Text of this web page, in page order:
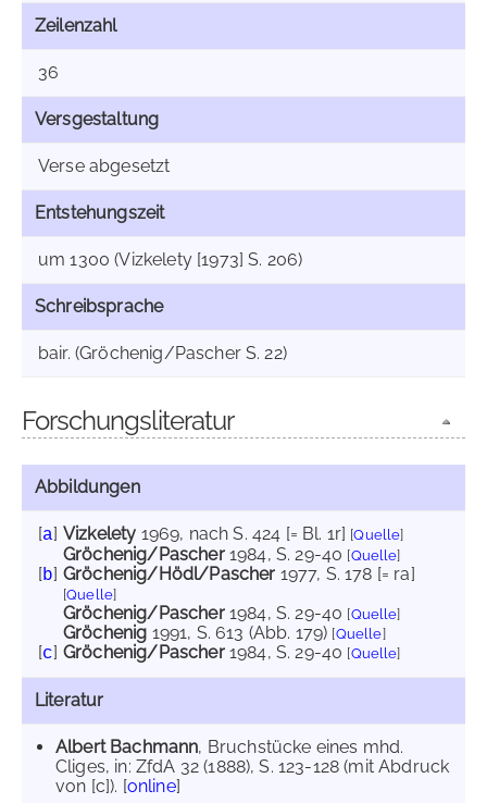
Zeilenzahl
36
Versgestaltung
Verse abgesetzt
Entstehungszeit
um 1300 (Vizkelety [1973] S. 206)
Schreibsprache
bair. (Gröchenig/Pascher S. 22)
Forschungsliteratur
Abbildungen
[a] Vizkelety 1969, nach S. 424 [= Bl. 1r] [Quelle]
Gröchenig/Pascher1984, S. 29-40 [Quelle]
[b] Gröchenig/Hödl/Pascher 1977, S. 178 [= ra]
[Quelle]
Gröchenig/Pascher1984, S. 29-40 [Quelle]
Gröchenig 1991, S. 613 (Abb. 179) [Quelle]
[c] Gröchenig/Pascher1984, S. 29-40 [Quelle]
Literatur
Albert Bachmann, Bruchstücke eines mhd.
Cliges, in: ZfdA 32 (1888), S. 123-128 (mit Abdruck
von [c]). [online]